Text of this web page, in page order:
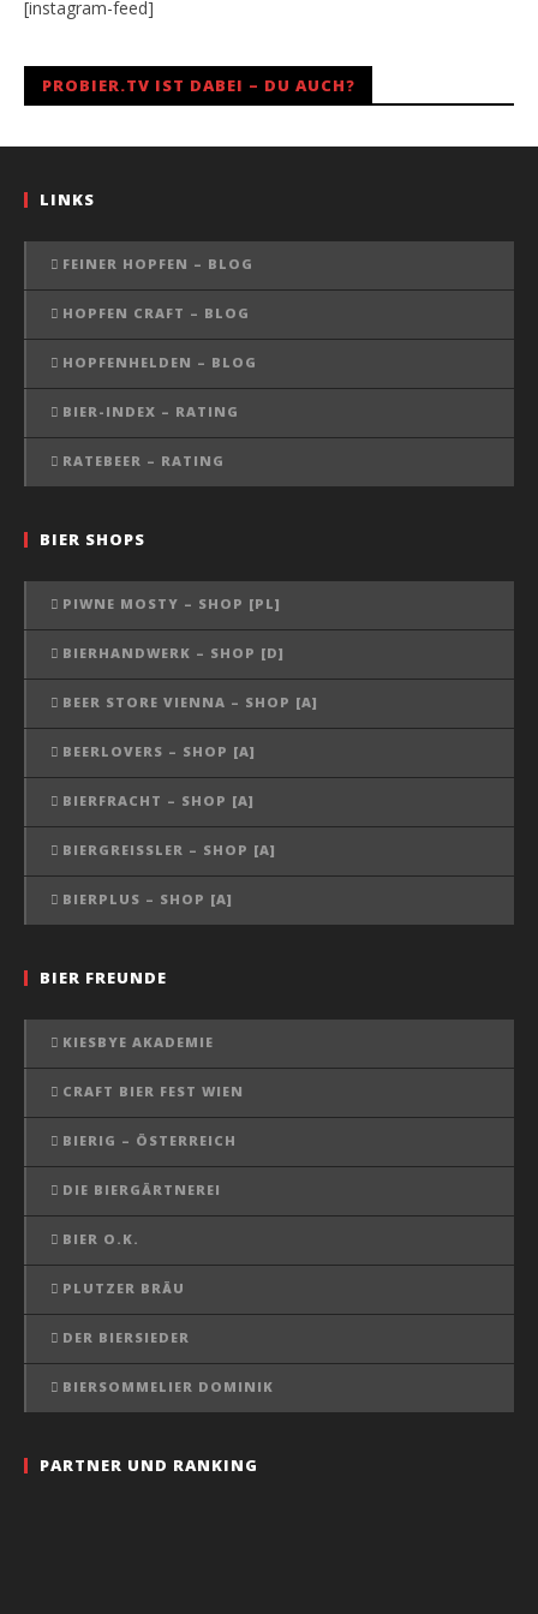
[instagram-feed]
PROBIER.TV IST DABEI – DU AUCH?
LINKS
FEINER HOPFEN – BLOG
HOPFEN CRAFT – BLOG
HOPFENHELDEN – BLOG
BIER-INDEX – RATING
RATEBEER – RATING
BIER SHOPS
PIWNE MOSTY – SHOP [PL]
BIERHANDWERK – SHOP [D]
BEER STORE VIENNA – SHOP [A]
BEERLOVERS – SHOP [A]
BIERFRACHT – SHOP [A]
BIERGREISSLER – SHOP [A]
BIERPLUS – SHOP [A]
BIER FREUNDE
KIESBYE AKADEMIE
CRAFT BIER FEST WIEN
BIERIG – ÖSTERREICH
DIE BIERGÄRTNEREI
BIER O.K.
PLUTZER BRÄU
DER BIERSIEDER
BIERSOMMELIER DOMINIK
PARTNER UND RANKING